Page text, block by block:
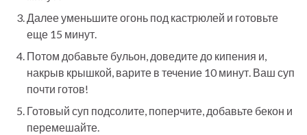
Далее уменьшите огонь под кастрюлей и готовьте
еще 15 минут.
Потом добавьте бульон, доведите до кипения и,
накрыв крышкой, варите в течение 10 минут. Ваш суп
почти готов!
Готовый суп подсолите, поперчите, добавьте бекон и
перемешайте.